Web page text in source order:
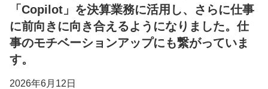
「Copilot」を決算業務に活用し、さらに仕事
に前向きに向き合えるようになりました。仕
事のモチベーションアップにも繋がっていま
す。
2026年6月12日